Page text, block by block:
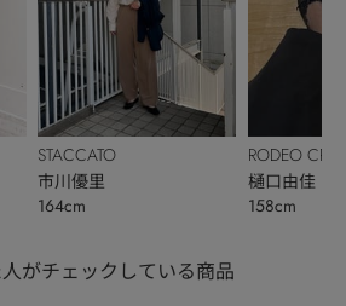
STACCATO
市川優里
164cm
RODEO
BOWL
樋口由佳
158cm
がチェックしている商品